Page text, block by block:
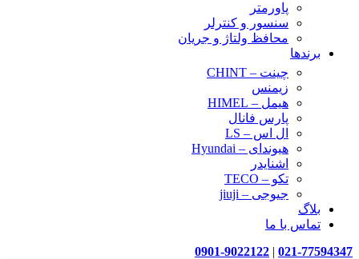
پاورمتر
سنسور و کنترلر
محافظ ولتاژ و‌ جریان
برندها
چینت – CHINT
زیمنس
هیمل – HIMEL
پارس فانال
ال اس – LS
هیوندای – Hyundai
اشنایدر
تکو – TECO
جیوجی – jiuji
بلاگ
تماس با ما
021-77594347
|
0901-9022122